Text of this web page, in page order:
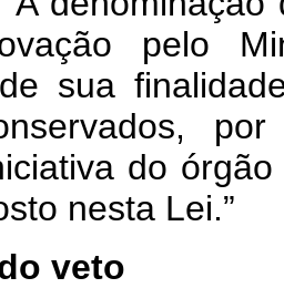
pelo
sua
do
nesta Lei.”
veto